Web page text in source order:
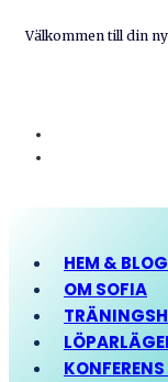
Välkommen till din
HEM &
OM SOFIA